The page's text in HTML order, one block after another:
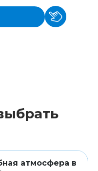
атмосфера в